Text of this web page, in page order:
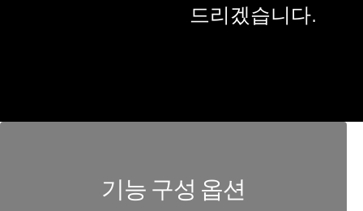
드리겠습니다.
기능 구성 옵션